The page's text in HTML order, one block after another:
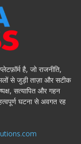
है, जो राजनीति,
से जुड़ी ताज़ा और सटीक
सत्यापित और गहन
घटना से अवगत रह